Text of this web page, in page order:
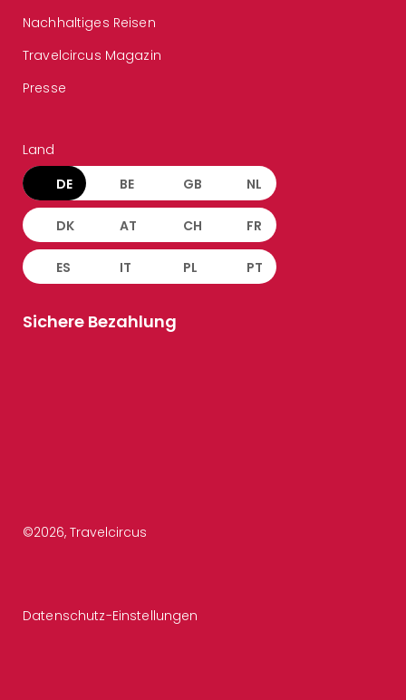
Nachhaltiges Reisen
Travelcircus Magazin
Presse
Land
DE BE GB NL
DK AT CH FR
ES IT PL PT
Sichere Bezahlung
©2026, Travelcircus
Datenschutz-Einstellungen